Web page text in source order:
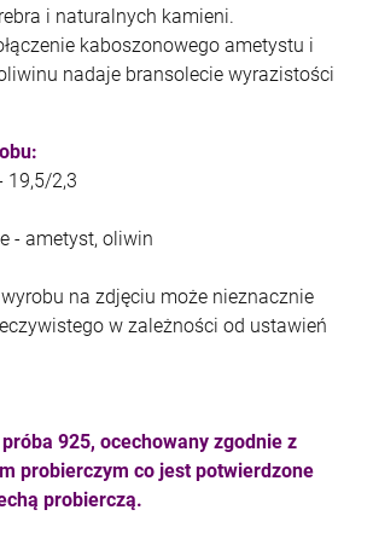
DO KOSZYKA
i naturalnych kamieni.
kaboszonowego ametystu i
nadaje bransolecie wyrazistości
19,5/2,3
- ametyst, oliwin
na zdjęciu może nieznacznie
w zależności od ustawień
925, ocechowany zgodnie z
probierczym co jest potwierdzone
probierczą.